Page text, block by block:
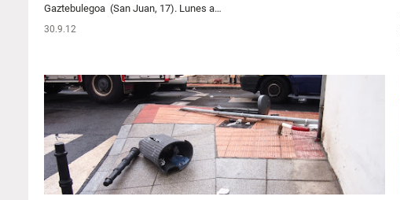
Gaztebulegoa (San Juan, 17). Lunes a…
30.9.12